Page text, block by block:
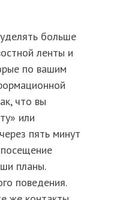
больше
ленты и
по вашим
что вы
или
пять минут
посещение
планы.
поведения.